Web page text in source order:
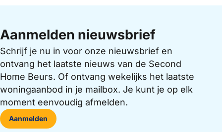
Aanmelden nieuwsbrief
Schrijf je nu in voor onze nieuwsbrief en
ontvang het laatste nieuws van de Second
Home Beurs. Of ontvang wekelijks het laatste
woningaanbod in je mailbox. Je kunt je op elk
moment eenvoudig afmelden.
Aanmelden